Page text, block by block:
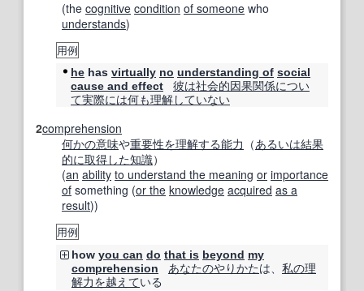
(the cognitive condition of someone who
understands)
用例
he has virtually no understanding of social
cause and effect
彼は社会的因果関係につい
て実際には何も理解していない
2comprehension
何かの意味や重要性を理解する能力 （あるいは結果
的に取得した知識）
(an ability to understand the meaning or importance
of something (or the knowledge acquired as a
result))
用例
how you can do that is beyond my
comprehension
あなたのやりかたは、 私の理
解力を越えている